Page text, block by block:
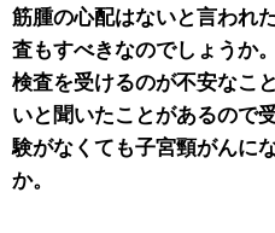
筋腫の心配はないと言われ
査もすべきなのでしょうか
検査を受けるのが不安なこ
いと聞いたことがあるので
験がなくても子宮頸がんに
か。